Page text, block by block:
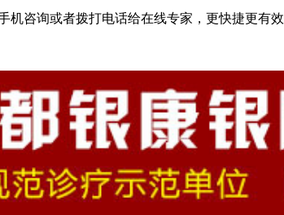
咨询或者拨打电话给在线专家，更快捷更有效